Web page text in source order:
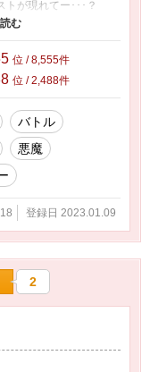
が現れてー･･･？
です。絵柄が古くオ
きます。 Boothにて
。コミティアにも出
ました。現在短編、
。
位 / 8,555件
位 / 2,488件
バトル
悪魔
登録日 2023.01.09
2